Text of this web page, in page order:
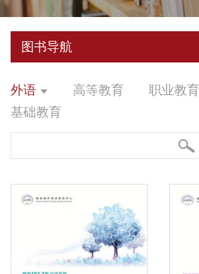
图书导航
外语 高等教育
职业教育
基础教育